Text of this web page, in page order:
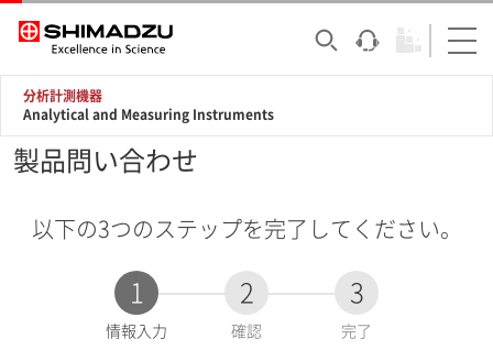
分析計測機器
Analytical and Measuring Instruments
製品問い合わせ
以下の3つのステップを完了してください。
1
現
情報入力
2
確認
3
完了